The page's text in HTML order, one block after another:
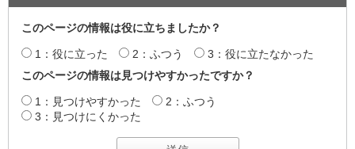
このページの情報は役に立ちましたか？
1：役に立った 2：ふつう
3：役に立たなかった
このページの情報は見つけやすかったですか？
1：見つけやすかった
2：ふつう
3：見つけにくかった